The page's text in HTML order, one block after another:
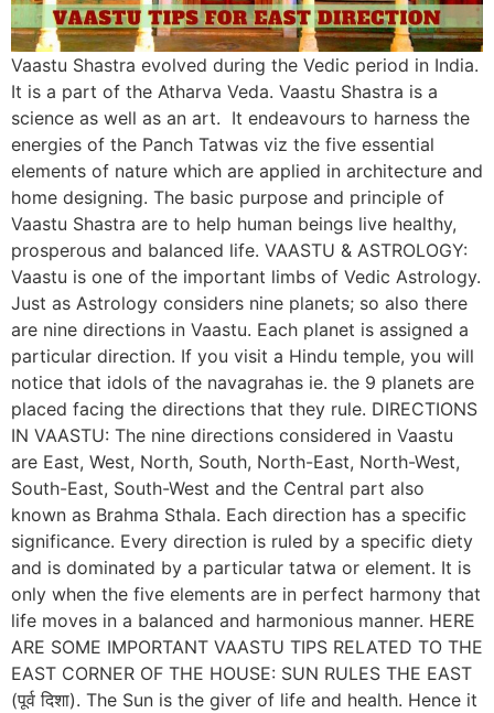
Vaastu Shastra evolved during the Vedic period in India.
It is a part of the Atharva Veda. Vaastu Shastra is a
science as well as an art. It endeavours to harness the
energies of the Panch Tatwas viz the five essential
elements of nature which are applied in architecture and
home designing. The basic purpose and principle of
Vaastu Shastra are to help human beings live healthy,
prosperous and balanced life. VAASTU & ASTROLOGY:
Vaastu is one of the important limbs of Vedic Astrology.
Just as Astrology considers nine planets; so also there
are nine directions in Vaastu. Each planet is assigned a
particular direction. If you visit a Hindu temple, you will
notice that idols of the navagrahas ie. the 9 planets are
placed facing the directions that they rule. DIRECTIONS
IN VAASTU: The nine directions considered in Vaastu
are East, West, North, South, North-East, North-West,
South-East, South-West and the Central part also
known as Brahma Sthala. Each direction has a specific
significance. Every direction is ruled by a specific diety
and is dominated by a particular tatwa or element. It is
only when the five elements are in perfect harmony that
life moves in a balanced and harmonious manner. HERE
ARE SOME IMPORTANT VAASTU TIPS RELATED TO THE
EAST CORNER OF THE HOUSE: SUN RULES THE EAST
(पूर्व दिशा). The Sun is the giver of life and health. Hence it